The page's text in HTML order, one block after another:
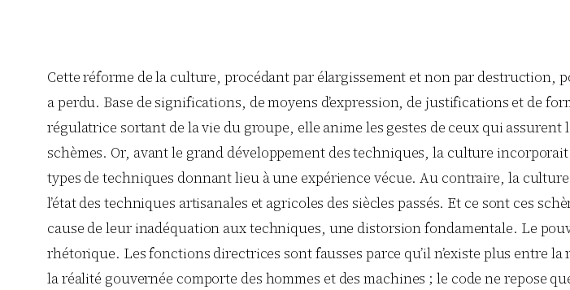
Cette réforme de la culture, procédant par élargissement et non par
a perdu. Base de significations, de moyens d’expression, de justifications et de
régulatrice sortant de la vie du groupe, elle anime les gestes de ceux qui
schèmes. Or, avant le grand développement des techniques, la culture
types de techniques donnant lieu à une expérience vécue. Au contraire, la
l’état des techniques artisanales et agricoles des siècles passés. Et ce sont ces
cause de leur inadéquation aux techniques, une distorsion fondamentale. Le
rhétorique. Les fonctions directrices sont fausses parce qu’il n’existe plus entre
la réalité gouvernée comporte des hommes et des machines ; le code ne repose